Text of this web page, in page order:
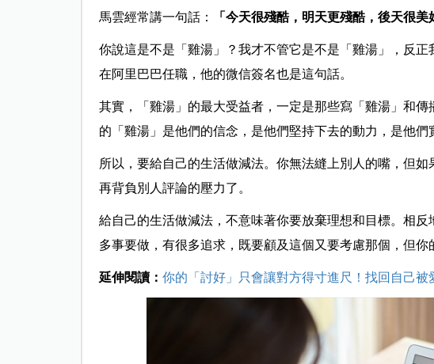
馬雲經常講一句話： 「今天很殘酷，明天更殘酷，後天很
你說這是不是「雞湯」？我才不管它是不是「雞湯」，反
在阿里巴巴任職，他的微信簽名也是這句話。
其實，「雞湯」的最大受益者，一定是那些寫「雞湯」和
的「雞湯」是他們的信念，是他們堅持下去的動力，是他們
所以，要給自己的生活做減法。你無法縫上別人的嘴，但
再背負別人評論的壓力了。
給自己的生活做減法，不意味著你要放棄理想和目標。相
多事要做，有很多追求，既要顧及這個又要考慮那個，但你
延伸閱讀： 你的「討好」只會讓對方得寸進尺！找回自己被